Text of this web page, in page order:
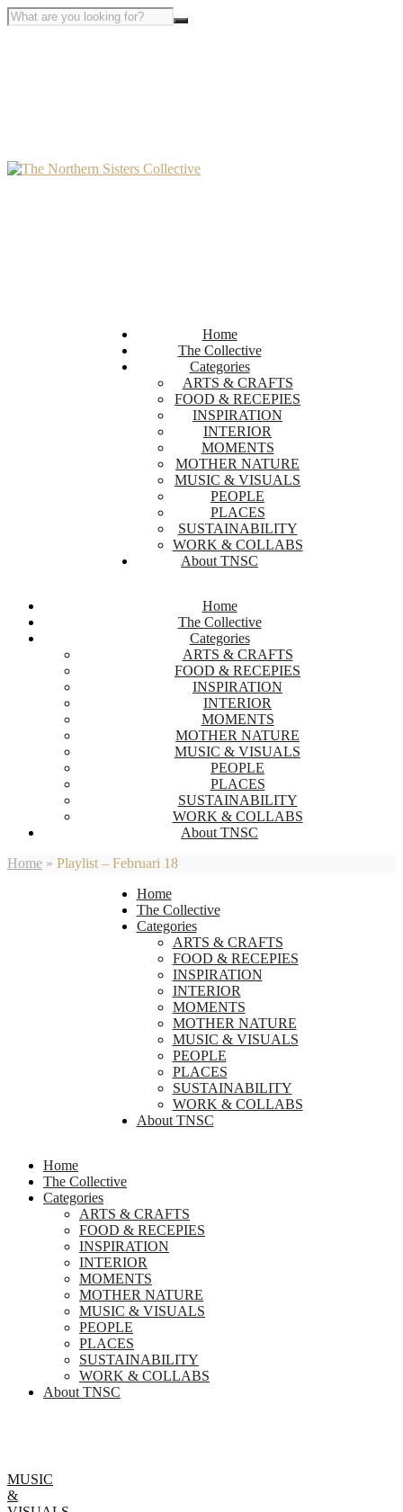
Home
The Collective
Categories
ARTS & CRAFTS
FOOD & RECEPIES
INSPIRATION
INTERIOR
MOMENTS
MOTHER NATURE
MUSIC & VISUALS
PEOPLE
PLACES
SUSTAINABILITY
WORK & COLLABS
About TNSC
Home
The Collective
Categories
ARTS & CRAFTS
FOOD & RECEPIES
INSPIRATION
INTERIOR
MOMENTS
MOTHER NATURE
MUSIC & VISUALS
PEOPLE
PLACES
SUSTAINABILITY
WORK & COLLABS
About TNSC
Home » Playlist – Februari 18
Home
The Collective
Categories
ARTS & CRAFTS
FOOD & RECEPIES
INSPIRATION
INTERIOR
MOMENTS
MOTHER NATURE
MUSIC & VISUALS
PEOPLE
PLACES
SUSTAINABILITY
WORK & COLLABS
About TNSC
Home
The Collective
Categories
ARTS & CRAFTS
FOOD & RECEPIES
INSPIRATION
INTERIOR
MOMENTS
MOTHER NATURE
MUSIC & VISUALS
PEOPLE
PLACES
SUSTAINABILITY
WORK & COLLABS
About TNSC
MUSIC
&